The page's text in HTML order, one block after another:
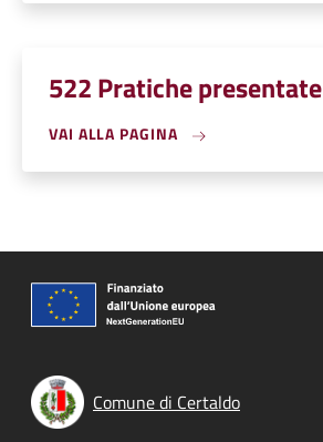
522 Pratiche presentate
VAI ALLA PAGINA
Comune di Certaldo